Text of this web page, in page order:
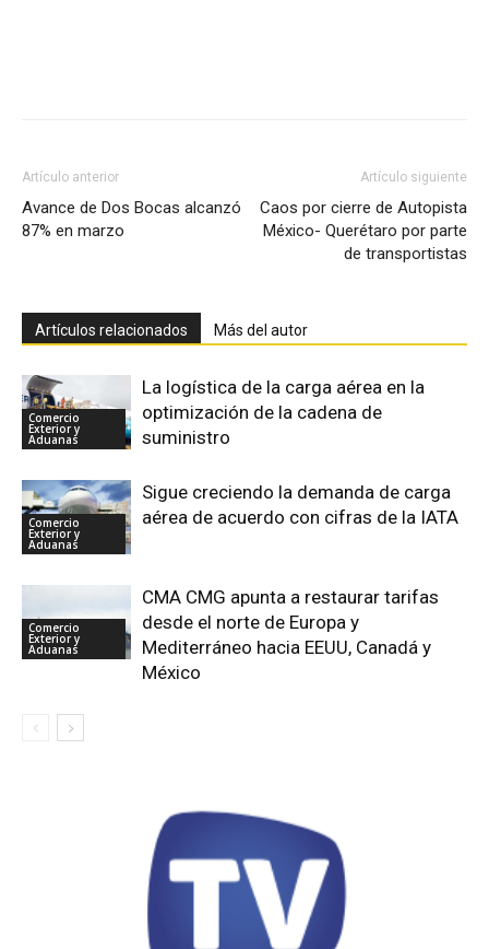
Artículo anterior
Avance de Dos Bocas alcanzó
87% en marzo
Artículo siguiente
Caos por cierre de Autopista
México- Querétaro por parte
de transportistas
Artículos relacionados Más del autor
Comercio
Exterior y
Aduanas
La logística de la carga aérea en la
optimización de la cadena de
suministro
Comercio
Exterior y
Aduanas
Sigue creciendo la demanda de carga
aérea de acuerdo con cifras de la IATA
Comercio
Exterior y
Aduanas
CMA CMG apunta a restaurar tarifas
desde el norte de Europa y
Mediterráneo hacia EEUU, Canadá y
México